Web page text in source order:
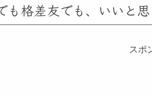
も格差友でも、いいと
スポ